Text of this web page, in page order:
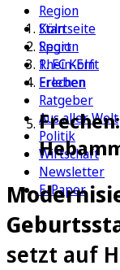
Region
Köln
Sport
1. FC Köln
Erleben
Ratgeber
Aus aller Welt
Politik
Wirtschaft
Newsletter
E-Paper
Startseite
Region
Rhein-Erft
Frechen
setzt auf